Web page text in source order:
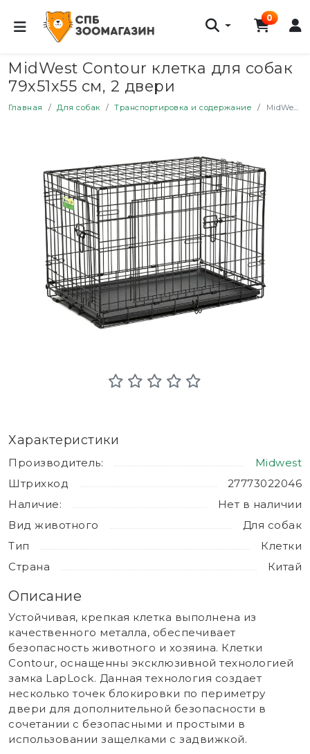
0
MidWest Contour клетка для собак
79х51х55 см, 2 двери
Главная Для собак Транспортировка и содержание MidWest Contour клетка для собак 79х51х55 см, 2 двери
Характеристики
Производитель:
Midwest
Штрихкод
27773022046
Наличие:
Нет в наличии
Вид животного
Для собак
Тип
Клетки
Страна
Китай
Описание
Устойчивая, крепкая клетка выполнена из
качественного металла, обеспечивает
безопасность животного и хозяина. Клетки
Contour, оснащенны эксклюзивной технологией
замка LapLock. Данная технология создает
несколько точек блокировки по периметру
двери для дополнительной безопасности в
сочетании с безопасными и простыми в
использовании защелками с задвижкой.